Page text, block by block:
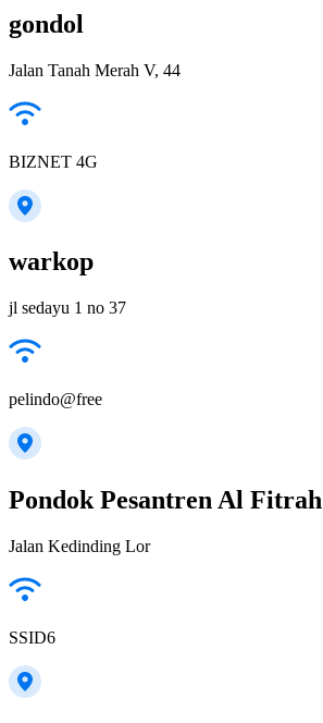
gondol
Jalan Tanah Merah V, 44
BIZNET 4G
warkop
jl sedayu 1 no 37
pelindo@free
Pondok Pesantren Al Fitrah
Jalan Kedinding Lor
SSID6